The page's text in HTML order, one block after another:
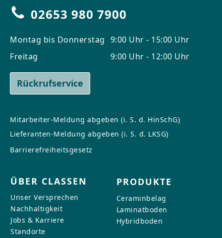
02653 980 7900
Montag bis Donnerstag
Freitag
9:00 Uhr - 15:00 Uhr
9:00 Uhr - 12:00 Uhr
Rückrufservice
Mitarbeiter-Meldung abgeben (i. S. d. HinSchG)
Lieferanten-Meldung abgeben (i. S. d. LKSG)
Barrierefreiheitsgesetz
ÜBER CLASSEN
Unser Versprechen
Nachhaltigkeit
Jobs & Karriere
Standorte
PRODUKTE
Ceraminbelag
Laminatboden
Hybridboden